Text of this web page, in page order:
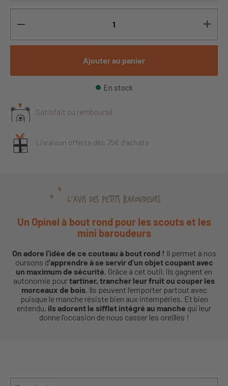
Ajouter au panier
En stock
Satisfait ou remboursé
Livraison offerte dès 75€ d’achats
L'AVIS DES PETITS BAROUDEURS
Un Opinel à bout rond pour les scouts et les
mini baroudeurs
On adore l’idée de ce couteau à bout rond ! Il permet à nos
oursons d’apprendre à se servir d’un objet coupant avec
un maximum de sécurité. Grâce à cet outil, ils gagnent en
autonomie pourtartiner, trancher leur fruit ou couper les
morceaux de bois. Ils peuvent l’emporter partout avec
puisque le manche résiste bien aux intempéries. Et bien
entendu, ils adorent le sifflet intégré au manche qui leur
donne l’occasion de nous casser les oreilles !